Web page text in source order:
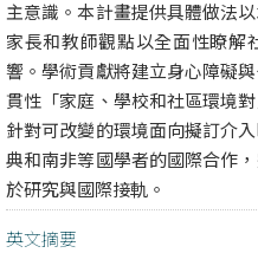
主意識。本計畫提供具體做法
家長和教師觀點以全面性瞭解
響。學術貢獻將建立身心障礙
貫性「家庭、學校和社區環境
針對可改變的環境面向擬訂介
典和南非等國學者的國際合作
於研究與國際接軌。
英文摘要